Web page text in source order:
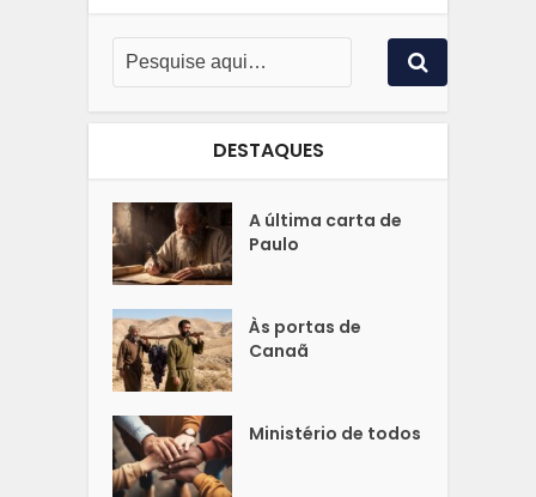
DESTAQUES
A última carta de
Paulo
Às portas de
Canaã
Ministério de todos